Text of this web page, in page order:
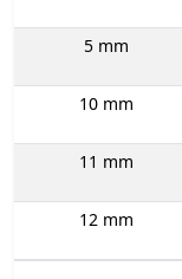
5 mm
10 mm
11 mm
12 mm